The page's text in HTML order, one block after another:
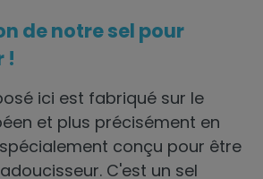
de notre sel pour
!
ici est fabriqué sur le
et plus précisément en
conçu pour être
C'est un sel